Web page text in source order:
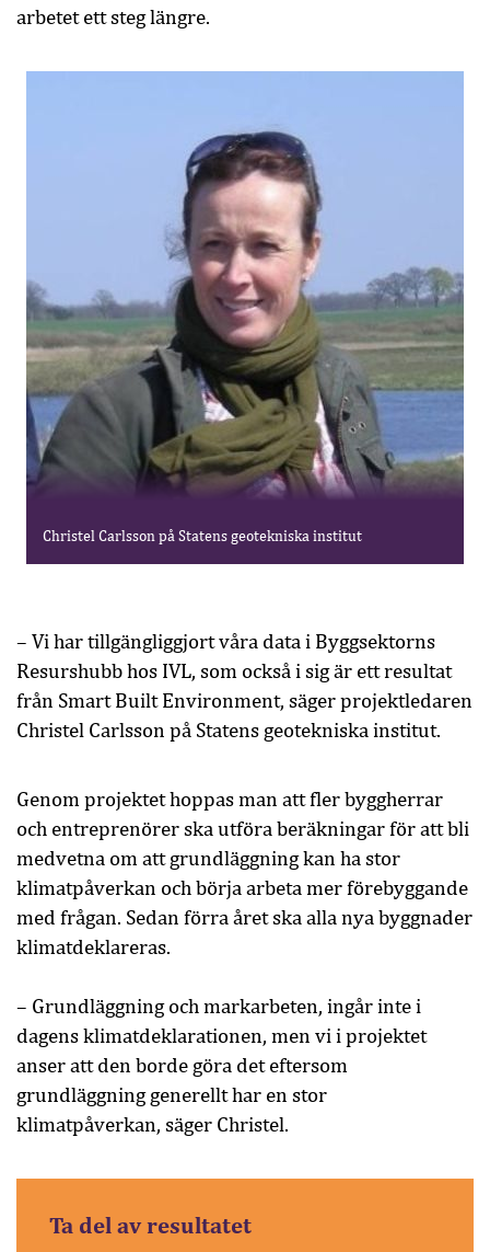
arbetet ett steg längre.
Christel Carlsson på Statens geotekniska institut
– Vi har tillgängliggjort våra data i Byggsektorns
Resurshubb hos IVL, som också i sig är ett resultat
från Smart Built Environment, säger projektledaren
Christel Carlsson på Statens geotekniska institut.
Genom projektet hoppas man att fler byggherrar
och entreprenörer ska utföra beräkningar för att bli
medvetna om att grundläggning kan ha stor
klimatpåverkan och börja arbeta mer förebyggande
med frågan. Sedan förra året ska alla nya byggnader
klimatdeklareras.
– Grundläggning och markarbeten, ingår inte i
dagens klimatdeklarationen, men vi i projektet
anser att den borde göra det eftersom
grundläggning generellt har en stor
klimatpåverkan, säger Christel.
Ta del av resultatet